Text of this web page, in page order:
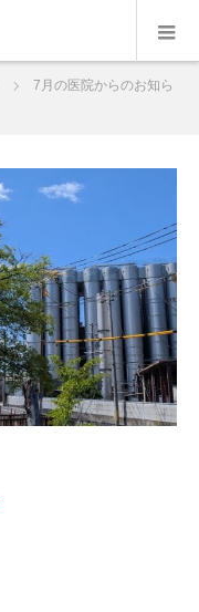
7月の医院からのお知ら